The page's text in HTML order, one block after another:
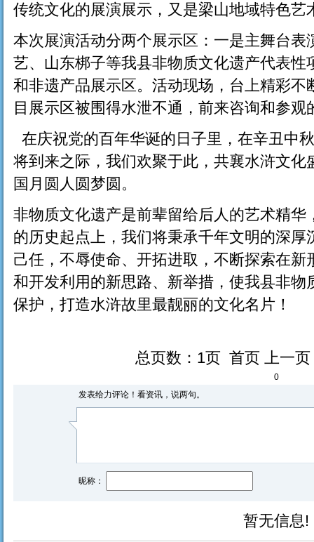
传统文化的展演展示，又是梁山地域特色艺
本次展演活动分两个展示区：一是主舞台
艺、山东梆子等我县非物质文化遗产代表
和非遗产品展示区。活动现场，台上精彩
目展示区被围得水泄不通，前来咨询和参观
在庆祝党的百年华诞的日子里，在辛丑中
将到来之际，我们欢聚于此，共襄水浒文
国月圆人圆梦圆。
非物质文化遗产是前辈留给后人的艺术精
的历史起点上，我们将秉承千年文明的深
己任，不辱使命、开拓进取，不断探索在
和开发利用的新思路、新举措，使我县非
保护，打造水浒故里最靓丽的文化名片！
总页数：1页 首页 上一页
0
发表给力评论！看资讯，说两句。
昵称：
暂无信息!